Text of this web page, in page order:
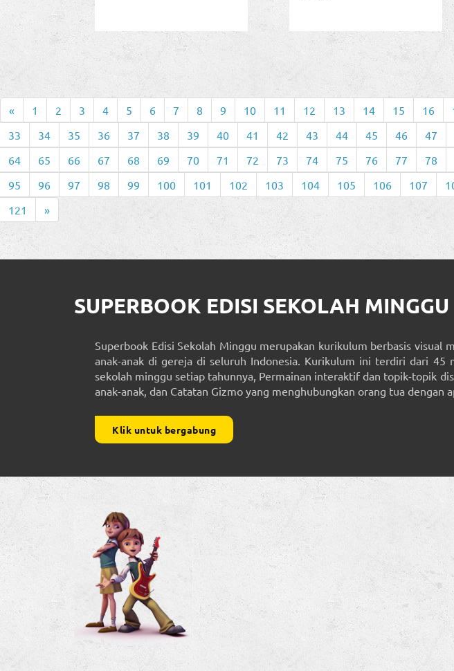
« 1 2 3 4 5 6 7 8 9 10 11 12 13 14 15 16
33
34 35 36 37 38 39 40 41 42 43 44 45 46 47
64
65 66 67 68 69 70 71 72 73 74 75 76 77 78
95
96 97 98 99 100 101 102 103 104 105 106 107
121
»
SUPERBOOK EDISI SEKOLAH MINGGU
Superbook Edisi Sekolah Minggu merupakan kurikulum berbasis visual
anak-anak di gereja di seluruh Indonesia. Kurikulum ini terdiri dari 45
sekolah minggu setiap tahunnya, Permainan interaktif dan topik-topik
anak-anak, dan Catatan Gizmo yang menghubungkan orang tua dengan
Klik untuk bergabung